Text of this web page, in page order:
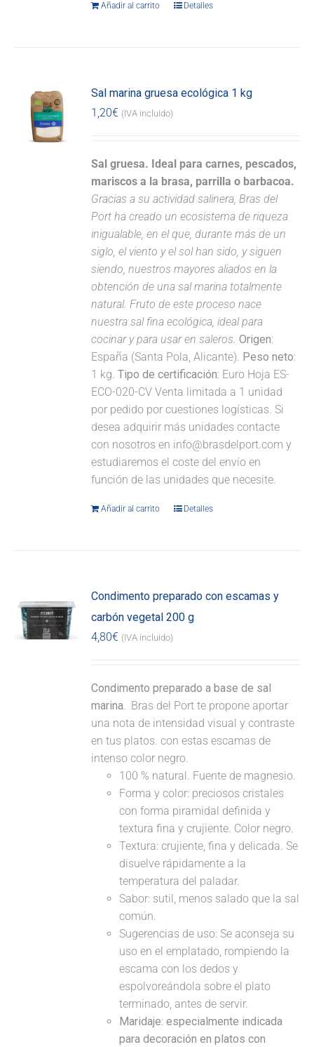
Añadir al carrito Detalles
Sal marina gruesa ecológica 1 kg
1,20€ (IVA incluido)
Sal gruesa. Ideal para carnes, pescados,
mariscos a la brasa, parrilla o barbacoa.
Gracias a su actividad salinera, Bras del
Port ha creado un ecosistema de riqueza
inigualable, en el que, durante más de un
siglo, el viento y el sol han sido, y siguen
siendo, nuestros mayores aliados en la
obtención de una sal marina totalmente
natural. Fruto de este proceso nace
nuestra sal fina ecológica, ideal para
cocinar y para usar en saleros. Origen:
España (Santa Pola, Alicante). Peso neto:
1 kg.Tipo de certificación: Euro Hoja ES-
ECO-020-CV Venta limitada a 1 unidad
por pedido por cuestiones logísticas. Si
desea adquirir más unidades contacte
con nosotros en info@brasdelport.com y
estudiaremos el coste del envío en
función de las unidades que necesite.
Añadir al carrito Detalles
Condimento preparado con escamas y
carbón vegetal 200 g
4,80€ (IVA incluido)
Condimento preparado a base de sal
marina. Bras del Port te propone aportar
una nota de intensidad visual y contraste
en tus platos. con estas escamas de
intenso color negro.
100 % natural. Fuente de magnesio.
Forma y color: preciosos cristales
con forma piramidal definida y
textura fina y crujiente. Color negro.
Textura: crujiente, fina y delicada. Se
disuelve rápidamente a la
temperatura del paladar.
Sabor: sutil, menos salado que la sal
común.
Sugerencias de uso: Se aconseja su
uso en el emplatado, rompiendo la
escama con los dedos y
espolvoreándola sobre el plato
terminado, antes de servir.
Maridaje: especialmente indicada
para decoración en platos con